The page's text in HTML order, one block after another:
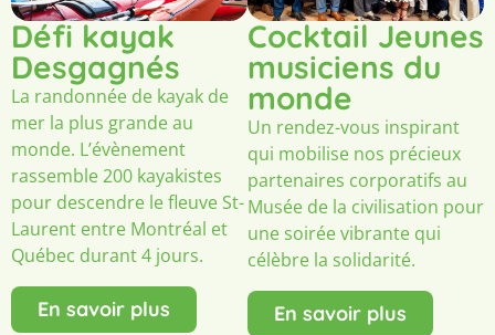
Défi kayak
Desgagnés
La randonnée de kayak de
mer la plus grande au
monde. L’évènement
rassemble 200 kayakistes
pour descendre le fleuve St-
Laurent entre Montréal et
Québec durant 4 jours.
En savoir plus
Cocktail Jeunes
musiciens du
monde
Un rendez-vous inspirant
qui mobilise nos précieux
partenaires corporatifs au
Musée de la civilisation pour
une soirée vibrante qui
célèbre la solidarité.
En savoir plus